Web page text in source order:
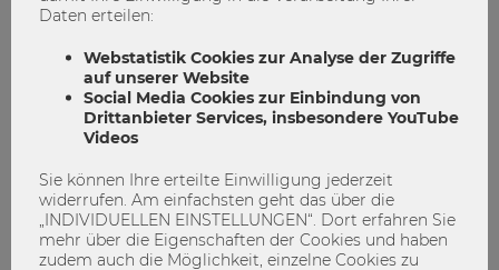
Das neue Forschungsinstitut
Economics of Inequality
Eröffnung Forschung
Forschungsinstitut
Daten erteilen:
Webstatistik Cookies zur Analyse der Zugriffe
auf unserer Website
Social Media Cookies zur Einbindung von
Drittanbieter Services, insbesondere YouTube
Videos
Sie können Ihre erteilte Einwilligung jederzeit
widerrufen. Am einfachsten geht das über die
„INDIVIDUELLEN EINSTELLUNGEN“. Dort erfahren Sie
mehr über die Eigenschaften der Cookies und haben
zudem auch die Möglichkeit, einzelne Cookies zu